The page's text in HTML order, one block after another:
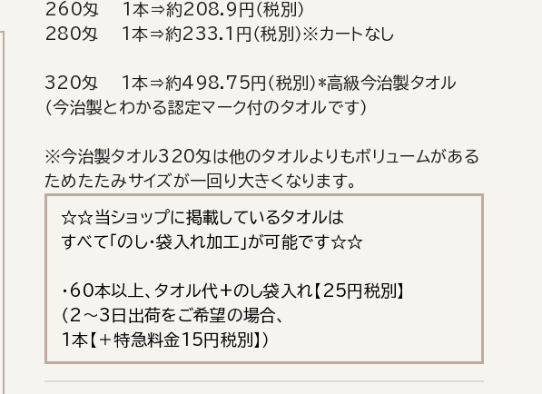
260匁 1本⇒約208.9円（税別）
280匁 1本⇒約233.1円（税別）※カートなし
320匁 1本⇒約498.75円（税別）*高級今治製タオル
（今治製とわかる認定マーク付のタオルです）
※今治製タオル320匁は他のタオルよりもボリュームがある
ためたたみサイズが一回り大きくなります。
☆☆当ショップに掲載しているタオルは
すべて「のし・袋入れ加工」が可能です☆☆
・60本以上、タオル代+のし袋入れ【25円税別】
（2～3日出荷をご希望の場合、
1本【＋特急料金15円税別】）